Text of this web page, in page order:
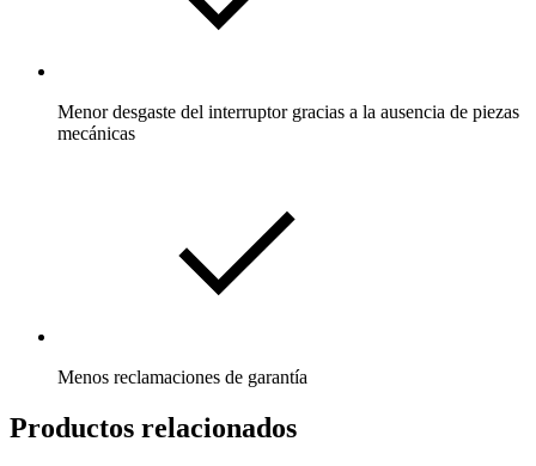
Menor desgaste del interruptor gracias a la ausencia de piezas
mecánicas
Menos reclamaciones de garantía
Productos relacionados